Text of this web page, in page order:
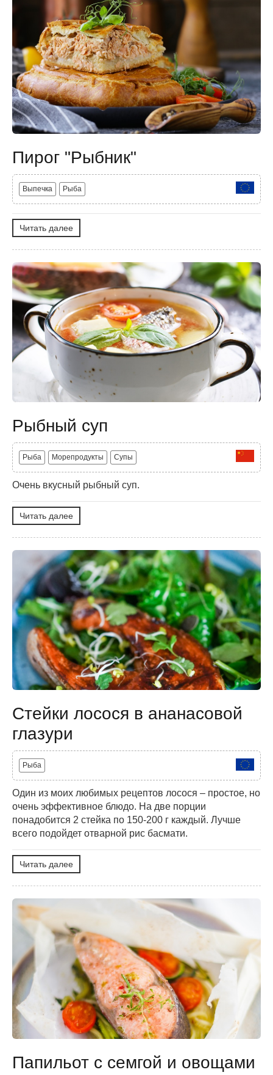
Пирог "Рыбник"
Выпечка Рыба
Читать далее
Рыбный суп
Рыба Морепродукты Супы
Очень вкусный рыбный суп.
Читать далее
Стейки лосося в ананасовой
глазури
Рыба
Один из моих любимых рецептов лосося – простое, но
очень эффективное блюдо. На две порции
понадобится 2 стейка по 150-200 г каждый. Лучше
всего подойдет отварной рис басмати.
Читать далее
Папильот с семгой и овощами